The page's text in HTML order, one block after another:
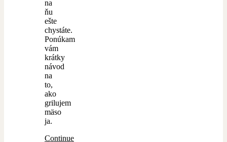
na
ňu
ešte
chystáte.
Ponúkam
vám
krátky
návod
na
to,
ako
grilujem
mäso
ja.
Continue